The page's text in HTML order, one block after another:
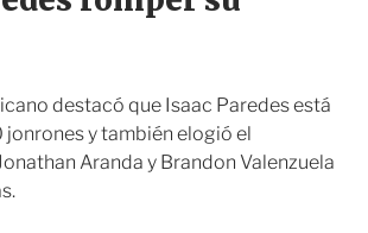
r
destacó que Isaac Paredes está
jonrones y también elogió el
Aranda y Brandon Valenzuela